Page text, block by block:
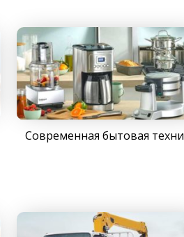
Современная бытовая